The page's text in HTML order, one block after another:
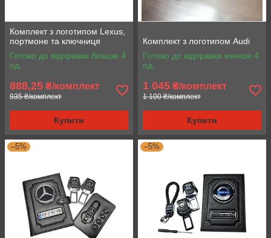
Комплект з логотипом Lexus,
портмоне та ключниця
Готово до відправки більше 4
од.
888,25 ₴/комплект
935 ₴/комплект
Купити
Комплект з логотипом Audi
Готово до відправки менше 4
од.
1 045 ₴/комплект
1 100 ₴/комплект
Купити
–5% –5%